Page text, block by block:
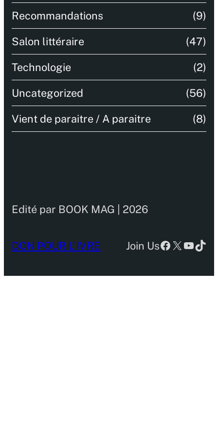
Recommandations (9)
Salon littéraire (47)
Technologie (2)
Uncategorized (56)
Vient de paraitre / A paraitre (8)
Edité par BOOK MAG | 2026
DON POUR L’IVRE Join UsFacebook
X